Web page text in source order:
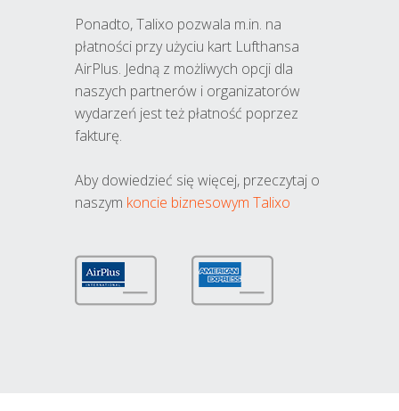
Ponadto, Talixo pozwala m.in. na
płatności przy użyciu kart Lufthansa
AirPlus. Jedną z możliwych opcji dla
naszych partnerów i organizatorów
wydarzeń jest też płatność poprzez
fakturę.
Aby dowiedzieć się więcej, przeczytaj o
naszym koncie biznesowym Talixo